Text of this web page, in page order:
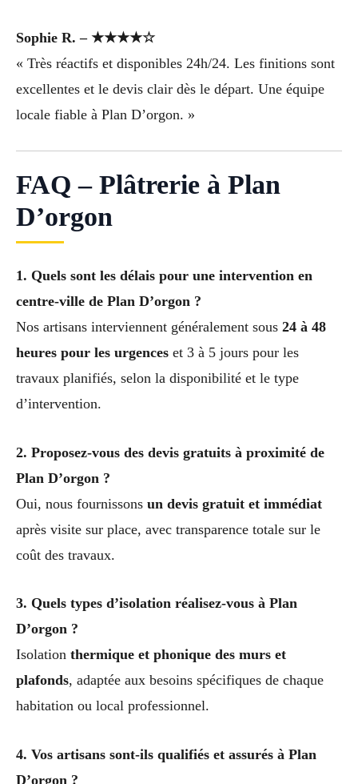
Sophie R. – ★★★★☆
« Très réactifs et disponibles 24h/24. Les finitions sont
excellentes et le devis clair dès le départ. Une équipe
locale fiable à Plan D’orgon. »
FAQ – Plâtrerie à Plan
D’orgon
1. Quels sont les délais pour une intervention en
centre-ville de Plan D’orgon ?
Nos artisans interviennent généralement sous 24 à 48
heures pour les urgences et 3 à 5 jours pour les
travaux planifiés, selon la disponibilité et le type
d’intervention.
2. Proposez-vous des devis gratuits à proximité de
Plan D’orgon ?
Oui, nous fournissons un devis gratuit et immédiat
après visite sur place, avec transparence totale sur le
coût des travaux.
3. Quels types d’isolation réalisez-vous à Plan
D’orgon ?
Isolation thermique et phonique des murs et
plafonds, adaptée aux besoins spécifiques de chaque
habitation ou local professionnel.
4. Vos artisans sont-ils qualifiés et assurés à Plan
D’orgon ?